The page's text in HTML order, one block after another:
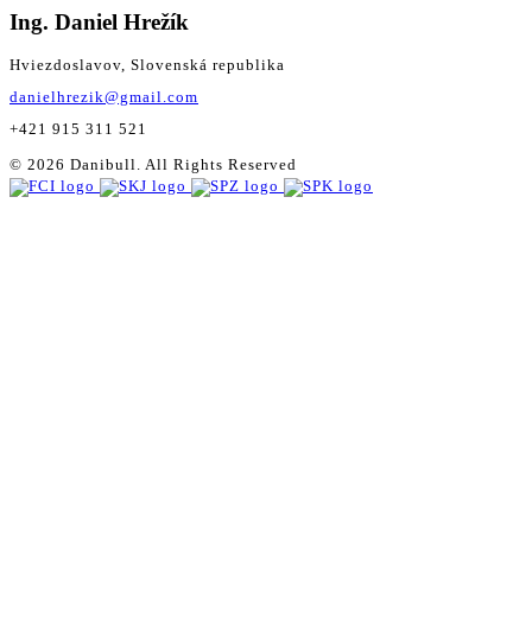
Ing. Daniel Hrežík
Hviezdoslavov, Slovenská republika
danielhrezik@gmail.com
+421 915 311 521
© 2026 Danibull. All Rights Reserved